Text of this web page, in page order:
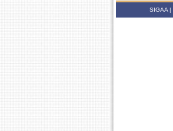
SIGAA |